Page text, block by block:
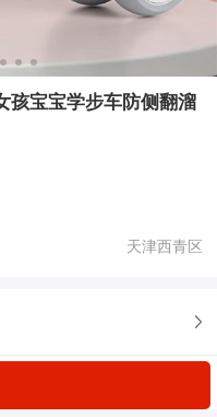
孩宝宝学步车防侧翻溜
天津西青区